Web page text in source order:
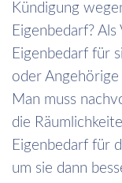
Kündigung
Eigenbedarf?
Eigenbedarf für
oder Angehörige
Man muss
die
Eigenbedarf für
um sie dann